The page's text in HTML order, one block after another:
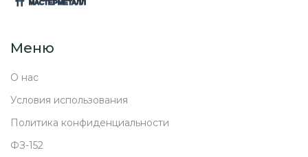
Меню
О нас
Условия использования
Политика конфиденциальности
ФЗ-152